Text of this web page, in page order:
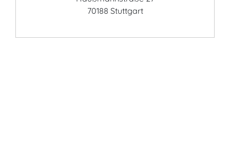
70188 Stuttgart